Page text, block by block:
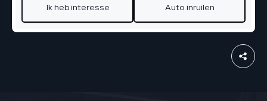
Ik heb interesse Auto inruilen